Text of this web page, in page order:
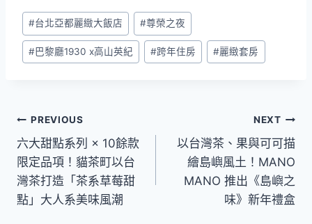
Post
Tags:
#台北亞都麗緻大飯店 #尊榮之夜
#巴黎廳1930 x高山英紀 #跨年住房 #麗緻套房
文
章
導
覽
PREVIOUS
六大甜點系列 × 10餘款
限定品項！貓茶町以台
灣茶打造「茶系草莓甜
點」大人系美味風潮
NEXT
以台灣茶、果與可可描
繪島嶼風土！MANO
MANO 推出《島嶼之
味》新年禮盒